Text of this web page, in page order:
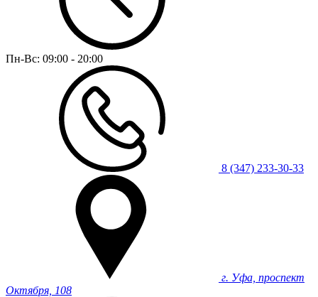
Пн-Вс: 09:00 - 20:00
8 (347) 233-30-33
г. Уфа, проспект
Октября, 108